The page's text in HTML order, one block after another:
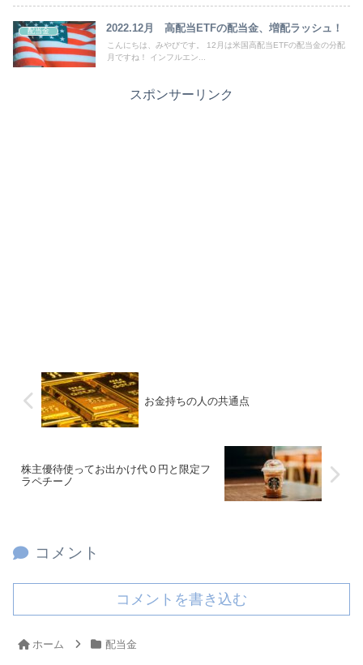
配当金 2022.12月 高配当ETFの配当金、増配ラッシュ！
こんにちは、みやびです。 12月は米国高配当ETFの配当金の分配
月ですね！ インフルエン...
スポンサーリンク
お金持ちの人の共通点
株主優待使ってお出かけ代０円と限定フ
ラペチーノ
コメント
コメントを書き込む
ホーム 配当金